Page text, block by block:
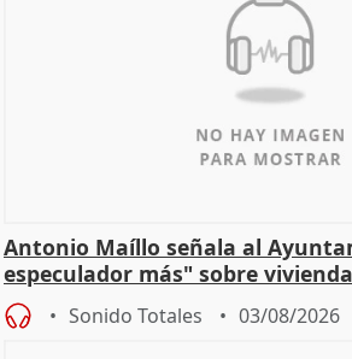
Antonio Maíllo señala al
especulador más" sobre
Becerril
Sonido Totales 03/08/2026